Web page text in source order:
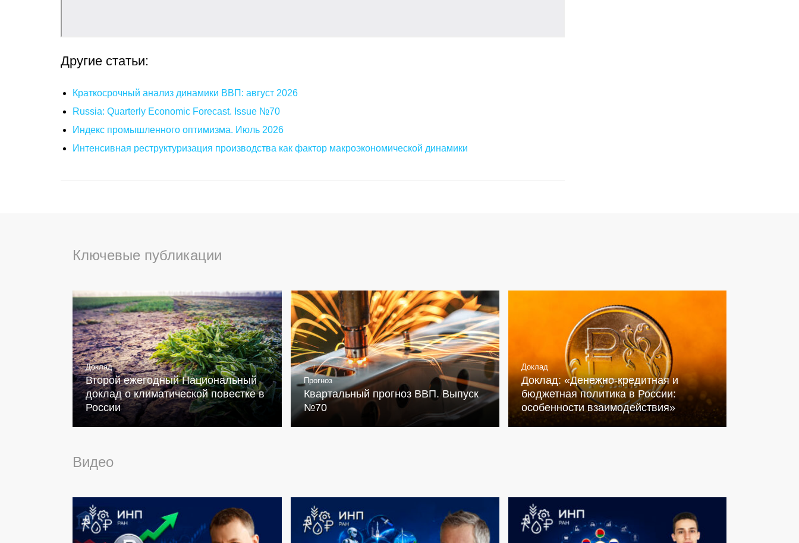
Другие статьи:
Краткосрочный анализ динамики ВВП: август 2026
Russia: Quarterly Economic Forecast. Issue №70
Индекс промышленного оптимизма. Июль 2026
Интенсивная реструктуризация производства как фактор макроэкономической динамики
Ключевые публикации
Доклад
Второй ежегодный Национальный
доклад о климатической повестке в
России
Прогноз
Квартальный прогноз ВВП. Выпуск
№70
Доклад
Доклад: «Денежно-кредитная и
бюджетная политика в России:
особенности взаимодействия»
Видео